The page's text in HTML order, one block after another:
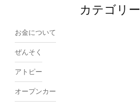
カテゴリー
お金について
ぜんそく
アトピー
オープンカー